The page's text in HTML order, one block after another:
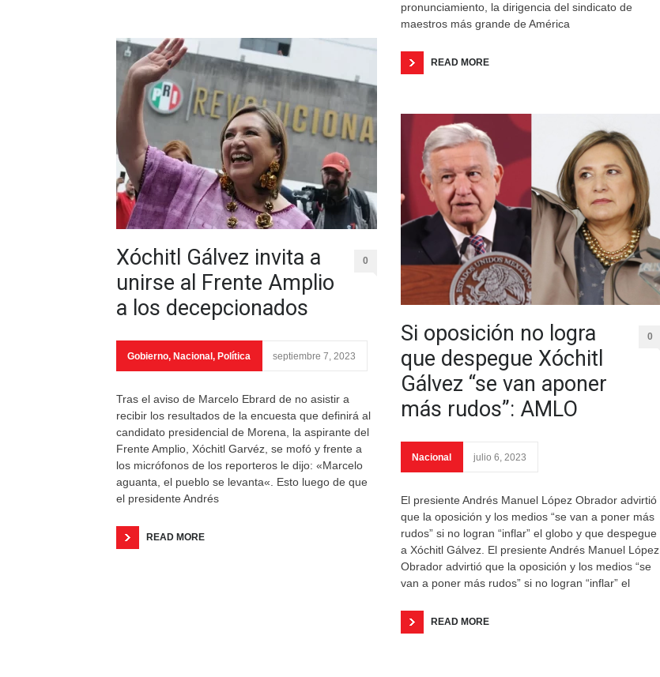
Xóchitl Gálvez invita a
unirse al Frente Amplio
a los decepcionados
0
Gobierno, Nacional , Política septiembre 7, 2023
Tras el aviso de Marcelo Ebrard de no asistir a
recibir los resultados de la encuesta que definirá al
candidato presidencial de Morena, la aspirante del
Frente Amplio, Xóchitl Garvéz, se mofó y frente a
los micrófonos de los reporteros le dijo: «Marcelo
aguanta, el pueblo se levanta«. Esto luego de que
el presidente Andrés
READ MORE
pronunciamiento, la dirigencia del sindicato de
maestros más grande de América
READ MORE
Si oposición no logra
que despegue Xóchitl
Gálvez “se van aponer
más rudos”: AMLO
0
Nacional julio 6, 2023
El presiente Andrés Manuel López Obrador advirtió
que la oposición y los medios “se van a poner más
rudos” si no logran “inflar” el globo y que despegue
a Xóchitl Gálvez. El presiente Andrés Manuel López
Obrador advirtió que la oposición y los medios “se
van a poner más rudos” si no logran “inflar” el
READ MORE